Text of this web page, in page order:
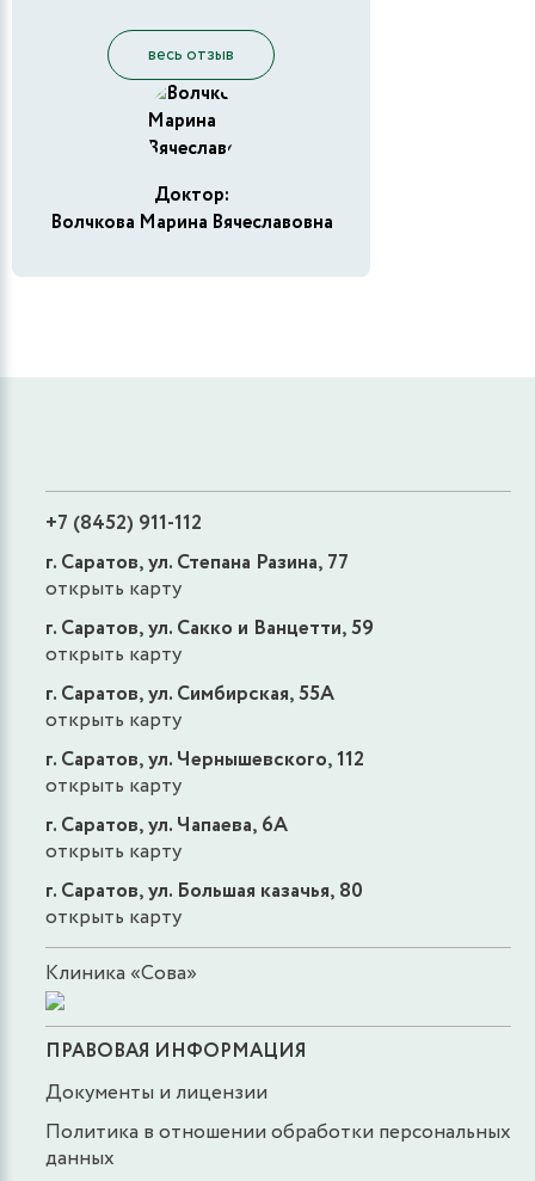
весь отзыв
Доктор:
Волчкова Марина Вячеславовна
+7 (8452) 911-112
г. Саратов, ул. Степана Разина, 77
открыть карту
г. Саратов, ул. Сакко и Ванцетти, 59
открыть карту
г. Саратов, ул. Симбирская, 55А
открыть карту
г. Саратов, ул. Чернышевского, 112
открыть карту
г. Саратов, ул. Чапаева, 6А
открыть карту
г. Саратов, ул. Большая казачья, 80
открыть карту
Клиника «Сова»
ПРАВОВАЯ ИНФОРМАЦИЯ
Документы и лицензии
Политика в отношении обработки персональных
данных